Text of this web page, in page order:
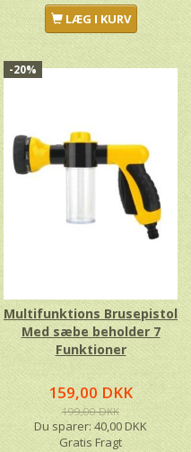
LÆG I KURV
-20%
Multifunktions Brusepistol
Med sæbe beholder 7
Funktioner
159,00 DKK
199,00 DKK
Du sparer: 40,00 DKK
Gratis Fragt